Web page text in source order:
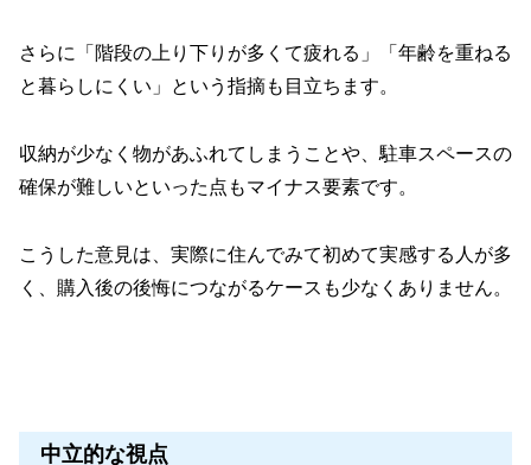
さらに「階段の上り下りが多くて疲れる」「年齢を重ねる
と暮らしにくい」という指摘も目立ちます。
収納が少なく物があふれてしまうことや、駐車スペースの
確保が難しいといった点もマイナス要素です。
こうした意見は、実際に住んでみて初めて実感する人が多
く、購入後の後悔につながるケースも少なくありません。
中立的な視点